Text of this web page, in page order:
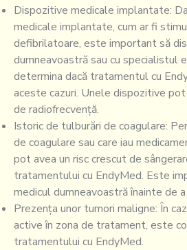
Dispozitive medicale implantate:
medicale implantate, cum ar fi
defibrilatoare, este important să
dumneavoastră sau cu specialistul
determina dacă tratamentul cu
aceste cazuri. Unele dispozitive
de radiofrecvență.
Istoric de tulburări de coagulare:
de coagulare sau care iau
pot avea un risc crescut de
tratamentului cu EndyMed. Este
medicul dumneavoastră înainte de
Prezența unor tumori maligne: În
active în zona de tratament, este
tratamentului cu EndyMed.